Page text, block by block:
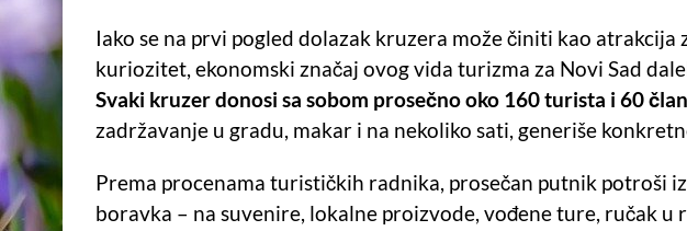
Iako se na prvi pogled dolazak kruzera može činiti kao
kuriozitet, ekonomski značaj ovog vida turizma za Novi Sad
Svaki kruzer donosi sa sobom prosečno oko 160 turista i 60
zadržavanje u gradu, makar i na nekoliko sati, generiše
Prema procenama turističkih radnika, prosečan putnik potroši
boravka – na suvenire, lokalne proizvode, vođene ture, ručak u